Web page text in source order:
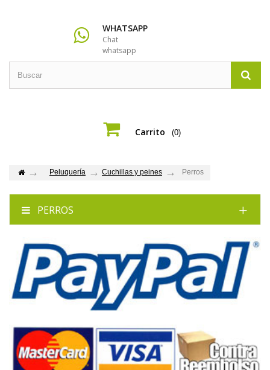
WHATSAPP
Chat
whatsapp
Carrito (0)
Peluquería Cuchillas y peines Perros
PERROS